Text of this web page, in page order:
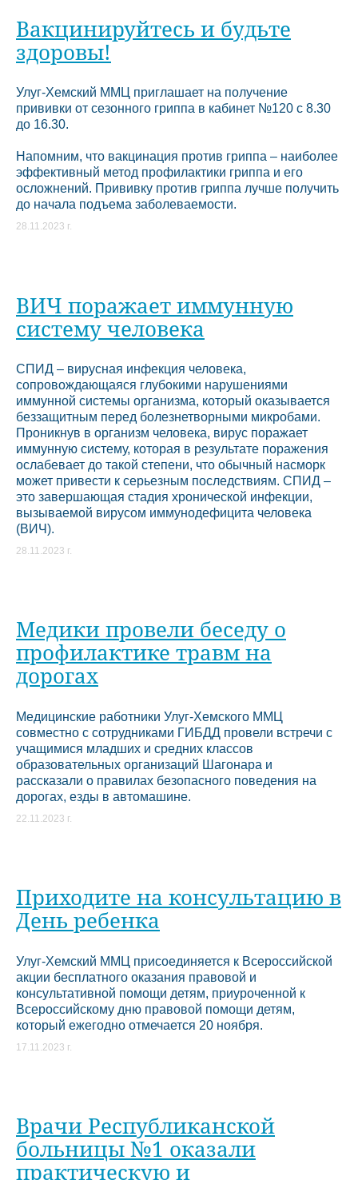
Вакцинируйтесь и будьте
здоровы!
Улуг-Хемский ММЦ приглашает на получение
прививки от сезонного гриппа в кабинет №120 с 8.30
до 16.30.
Напомним, что вакцинация против гриппа – наиболее
эффективный метод профилактики гриппа и его
осложнений. Прививку против гриппа лучше получить
до начала подъема заболеваемости.
28.11.2023 г.
ВИЧ поражает иммунную
систему человека
СПИД – вирусная инфекция человека,
сопровождающаяся глубокими нарушениями
иммунной системы организма, который оказывается
беззащитным перед болезнетворными микробами.
Проникнув в организм человека, вирус поражает
иммунную систему, которая в результате поражения
ослабевает до такой степени, что обычный насморк
может привести к серьезным последствиям. СПИД –
это завершающая стадия хронической инфекции,
вызываемой вирусом иммунодефицита человека
(ВИЧ).
28.11.2023 г.
Медики провели беседу о
профилактике травм на
дорогах
Медицинские работники Улуг-Хемского ММЦ
совместно с сотрудниками ГИБДД провели встречи с
учащимися младших и средних классов
образовательных организаций Шагонара и
рассказали о правилах безопасного поведения на
дорогах, езды в автомашине.
22.11.2023 г.
Приходите на консультацию в
День ребенка
Улуг-Хемский ММЦ присоединяется к Всероссийской
акции бесплатного оказания правовой и
консультативной помощи детям, приуроченной к
Всероссийскому дню правовой помощи детям,
который ежегодно отмечается 20 ноября.
17.11.2023 г.
Врачи Республиканской
больницы №1 оказали
практическую и